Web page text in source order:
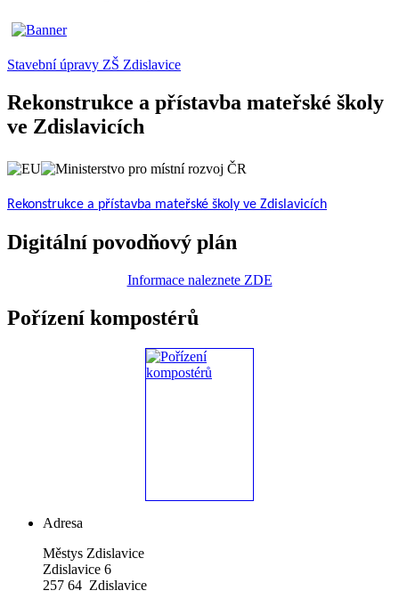
Stavební úpravy ZŠ Zdislavice
Rekonstrukce a přístavba mateřské školy
ve Zdislavicích
Rekonstrukce a přístavba mateřské školy ve Zdislavicích
Digitální povodňový plán
Informace naleznete ZDE
Pořízení kompostérů
Adresa
Městys Zdislavice
Zdislavice 6
257 64 Zdislavice